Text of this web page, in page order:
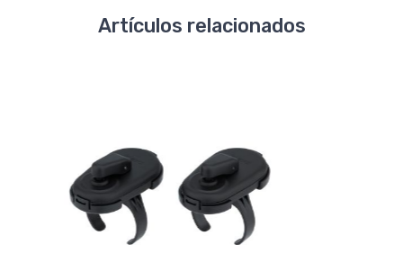
Artículos relacionados